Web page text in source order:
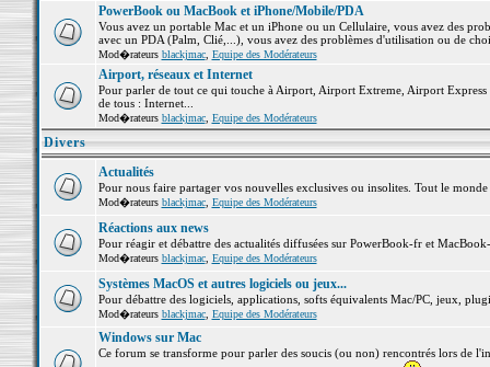
PowerBook ou MacBook et iPhone/Mobile/PDA
Vous avez un portable Mac et un iPhone ou un Cellulaire, vous avez des
avec un PDA (Palm, Clié,...), vous avez des problèmes d'utilisation ou de
Mod�rateurs blackjmac, Equipe des Modérateurs
Airport, réseaux et Internet
Pour parler de tout ce qui touche à Airport, Airport Extreme, Airport
de tous : Internet...
Mod�rateurs blackjmac, Equipe des Modérateurs
Divers
Actualités
Pour nous faire partager vos nouvelles exclusives ou insolites. Tout le
Mod�rateurs blackjmac, Equipe des Modérateurs
Réactions aux news
Pour réagir et débattre des actualités diffusées sur PowerBook-fr et
Mod�rateurs blackjmac, Equipe des Modérateurs
Systèmes MacOS et autres logiciels ou jeux...
Pour débattre des logiciels, applications, softs équivalents Mac/PC, jeux,
Mod�rateurs blackjmac, Equipe des Modérateurs
Windows sur Mac
Ce forum se transforme pour parler des soucis (ou non) rencontrés lors de